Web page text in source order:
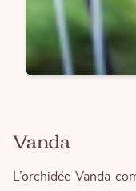
Vanda
L’orchidée Vanda